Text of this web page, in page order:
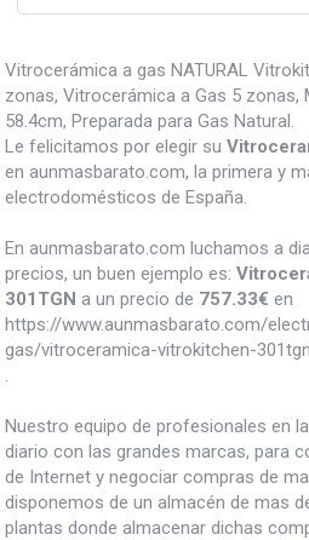
Vitrocerámica a gas NATURAL
zonas, Vitrocerámica a Gas 5 zonas,
58.4cm, Preparada para Gas Natural.
Le felicitamos por elegir su
en aunmasbarato.com, la primera y
electrodomésticos de España.
En aunmasbarato.com luchamos a
precios, un buen ejemplo es:
301TGN a un precio de 757.33€ en
https://www.aunmasbarato.com/
gas/vitroceramica-vitrokitchen-301tgn
.
Nuestro equipo de profesionales en
diario con las grandes marcas, para
de Internet y negociar compras de
disponemos de un almacén de mas
plantas donde almacenar dichas